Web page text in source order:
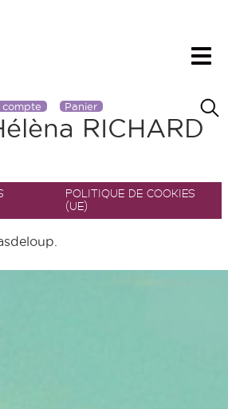
compte Panier
RICHARD
POLITIQUE DE COOKIES
(UE)